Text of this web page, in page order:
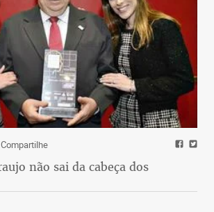
não sai da cabeça dos